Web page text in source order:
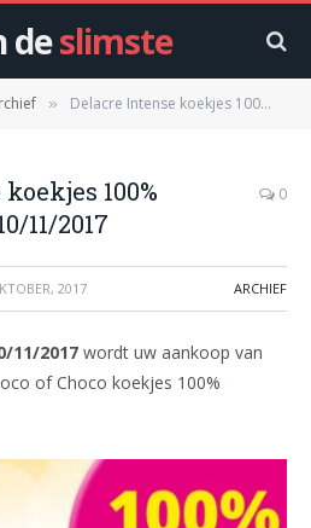
deslimste
» Delacre Intense koekjes 100% terugbetaald – 10/11/2017
100%
11/2017
0
2017 ARCHIEF
11/2017 wordt uw aankoop van
of Choco koekjes 100%